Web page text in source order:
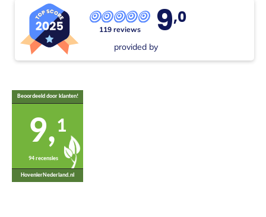
119 reviews 9,0
provided by
Beoordeeld door klanten!
9,1
94 recensies
HovenierNederland.nl